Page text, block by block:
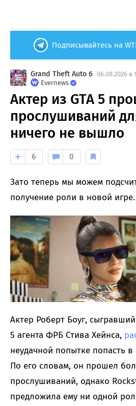
Подписывайтесь на
Grand Theft Auto 6 06.08.2026 в
Evernews
Актер из GTA 5
прослушиваний
ничего не вышло
6 0
Зато теперь мы можем
получение роли в новой игре.
Актер Роберт Боуг,
5 агента ФРБ Стива Хейнса,
неудачной попытке попасть
По его словам, он прошел
прослушиваний, однако
предложила ему ни одной